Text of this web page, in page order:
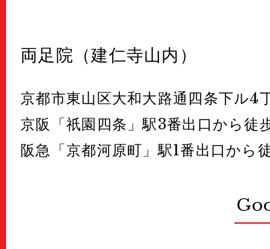
両足院（建仁寺山内）
京都市東山区大和大路通四条下ル4
京阪「祇園四条」駅3番出口から徒
阪急「京都河原町」駅1番出口から